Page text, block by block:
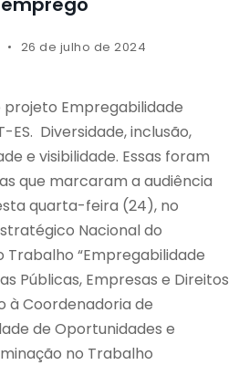
26 de julho de 2024
Empregabilidade
ES. Diversidade, inclusão,
e visibilidade. Essas foram
que marcaram a audiência
quarta-feira (24), no
Nacional do
Trabalho “Empregabilidade
Públicas, Empresas e Direitos
à Coordenadoria de
de Oportunidades e
no Trabalho